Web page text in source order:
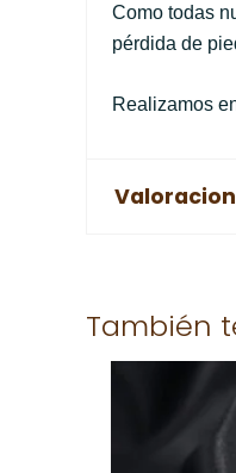
Como todas
pérdida de
Realizamos
Solo los
También